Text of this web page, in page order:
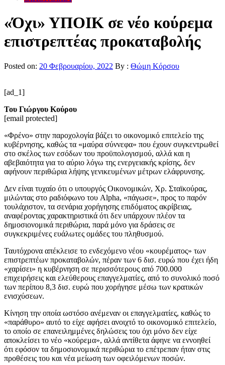
«Όχι» ΥΠΟΙΚ σε νέο κούρεμα
επιστρεπτέας προκαταβολής
Posted on: 20 Φεβρουαρίου, 2022 By : Θώμη Κόρσου
[ad_1]
Του Γιώργου Κούρου
[email protected]
«Φρένο» στην παροχολογία βάζει το οικονομικό επιτελείο της
κυβέρνησης, καθώς τα «μαύρα σύννεφα» που έχουν συγκεντρωθεί
στο σκέλος των εσόδων του προϋπολογισμού, αλλά και η
αβεβαιότητα για το αύριο λόγω της ενεργειακής κρίσης, δεν
αφήνουν περιθώρια λήψης γενικευμένων μέτρων ελάφρυνσης.
Δεν είναι τυχαίο ότι ο υπουργός Οικονομικών, Χρ. Σταϊκούρας,
μιλώντας στο ραδιόφωνο του Alpha, «πάγωσε», προς το παρόν
τουλάχιστον, τα σενάρια χορήγησης επιδόματος ακρίβειας,
αναφέροντας χαρακτηριστικά ότι δεν υπάρχουν πλέον τα
δημοσιονομικά περιθώρια, παρά μόνο για δράσεις σε
συγκεκριμένες ευάλωτες ομάδες του πληθυσμού.
Ταυτόχρονα απέκλεισε το ενδεχόμενο νέου «κουρέματος» των
επιστρεπτέων προκαταβολών, πέραν των 6 δισ. ευρώ που έχει ήδη
«χαρίσει» η κυβέρνηση σε περισσότερους από 700.000
επιχειρήσεις και ελεύθερους επαγγελματίες, από το συνολικό ποσό
των περίπου 8,3 δισ. ευρώ που χορήγησε μέσω των κρατικών
ενισχύσεων.
Κίνηση την οποία ωστόσο ανέμεναν οι επαγγελματίες, καθώς το
«παράθυρο» αυτό το είχε αφήσει ανοιχτό το οικονομικό επιτελείο,
το οποίο σε επανειλημμένες δηλώσεις του όχι μόνο δεν είχε
αποκλείσει το νέο «κούρεμα», αλλά αντίθετα άφηνε να εννοηθεί
ότι εφόσον τα δημοσιονομικά περιθώρια το επέτρεπαν ήταν στις
προθέσεις του και νέα μείωση των οφειλόμενων ποσών.